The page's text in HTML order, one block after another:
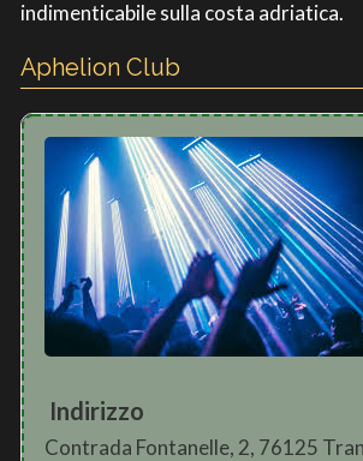
indimenticabile sulla costa adriatica.
Aphelion Club
Indirizzo
Contrada Fontanelle, 2, 76125